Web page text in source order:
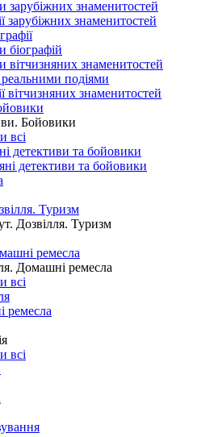
зарубіжних знаменитостей
зарубіжних знаменитостей
біографій
вітчизняних знаменитостей
реальними подіями
вітчизняних знаменитостей
Бойовики
всі
детективи та бойовики
детективи та бойовики
Туризм
Дозвілля. Туризм
ремесла
Домашні ремесла
всі
ремесла
всі